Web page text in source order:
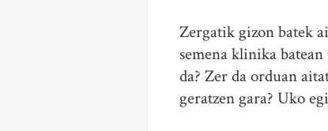
Zergatik gizon batek
semena klinika
da? Zer da orduan
geratzen gara? Uko